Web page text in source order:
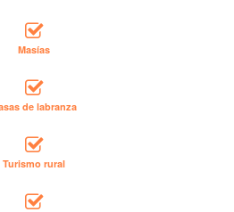
Masías
de labranza
Turismo rural